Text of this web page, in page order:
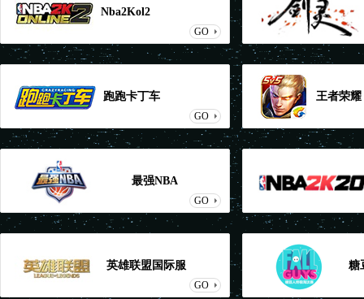
Nba2Kol2
GO
跑跑卡丁车
GO
王者荣耀
最强NBA
GO
英雄联盟国际服
GO
糖